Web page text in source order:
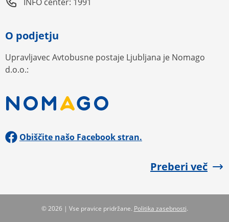
O podjetju
Upravljavec Avtobusne postaje Ljubljana je Nomago
d.o.o.:
Obiščite našo Facebook stran.
Preberi več
© 2026 | Vse pravice pridržane. Politika zasebnosti.